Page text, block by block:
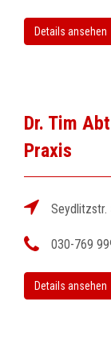
Details ansehen
Dr. Tim
Praxis
Seydlitzstr.
030-769
Details ansehen